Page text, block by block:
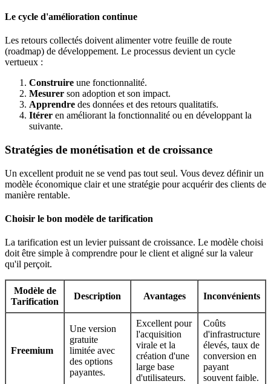
Le cycle d'amélioration continue
Les retours collectés doivent alimenter votre feuille de route
(roadmap) de développement. Le processus devient un cycle
vertueux :
Construire une fonctionnalité.
Mesurer son adoption et son impact.
Apprendre des données et des retours qualitatifs.
Itérer en améliorant la fonctionnalité ou en développant la
suivante.
Stratégies de monétisation et de croissance
Un excellent produit ne se vend pas tout seul. Vous devez définir un
modèle économique clair et une stratégie pour acquérir des clients de
manière rentable.
Choisir le bon modèle de tarification
La tarification est un levier puissant de croissance. Le modèle choisi
doit être simple à comprendre pour le client et aligné sur la valeur
qu'il perçoit.
Modèle de
Tarification
Description Avantages Inconvénients
Freemium
Une version
gratuite
limitée avec
des options
payantes.
Excellent pour
l'acquisition
virale et la
création d'une
large base
d'utilisateurs.
Coûts
d'infrastructure
élevés, taux de
conversion en
payant
souvent faible.